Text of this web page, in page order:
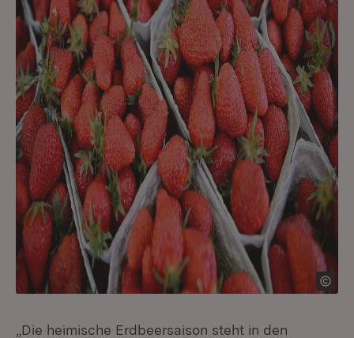
„Die heimische Erdbeersaison steht in den